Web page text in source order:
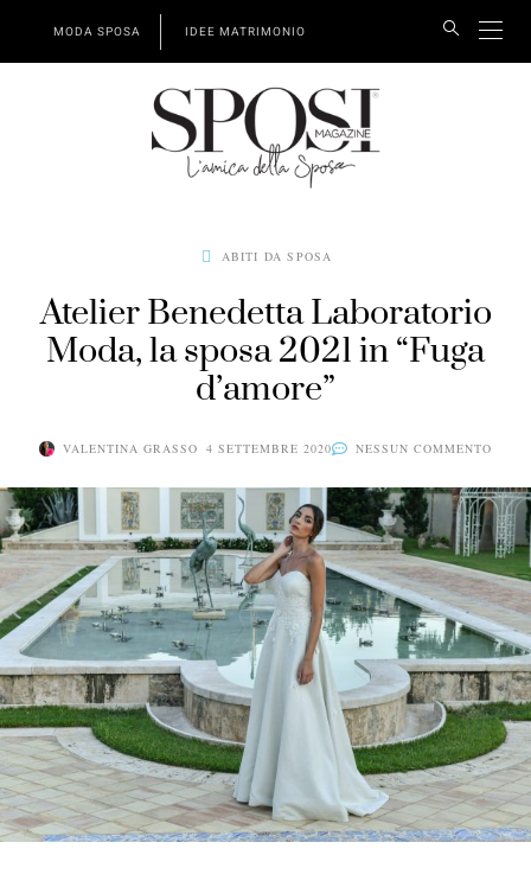
MODA SPOSA IDEE MATRIMONIO
ABITI DA SPOSA
Atelier Benedetta Laboratorio
Moda, la sposa 2021 in “Fuga
d’amore”
VALENTINA GRASSO 4 SETTEMBRE 2020 NESSUN COMMENTO